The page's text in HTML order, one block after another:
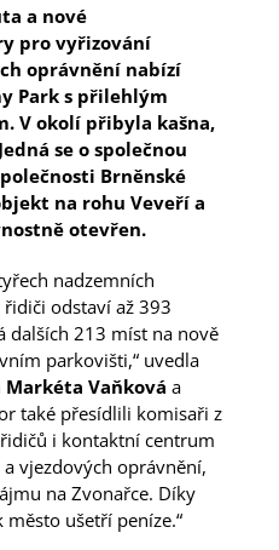
a nové
pro vyřizování
oprávnění nabízí
Park s přilehlým
V okolí přibyla kašna,
se o společnou
Brněnské
na rohu Veveří a
otevřen.
nadzemních
odstaví až 393
dalších 213 míst na nově
parkovišti,“ uvedla
Vaňková a
také přesídlili komisaři z
i kontaktní centrum
vjezdových oprávnění,
na Zvonařce. Díky
ušetří peníze.“